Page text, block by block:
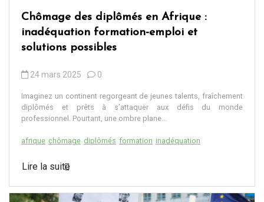
Chômage des diplômés en Afrique :
inadéquation formation-emploi et
solutions possibles
24 mars 2025 0
Imaginez un continent regorgeant de jeunes talents, fraîchement
diplômés et prêts à s’attaquer aux défis du monde
professionnel. Pourtant, une ombre plane...
afrique chômage diplômés formation inadéquation
Lire la suite